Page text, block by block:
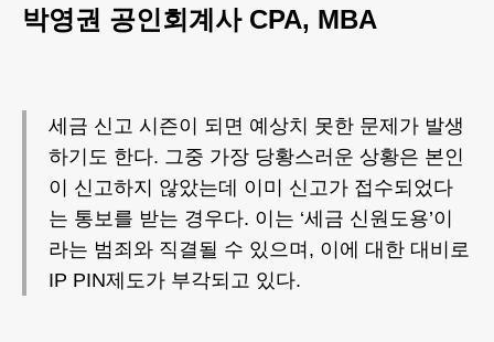
박영권 공인회계사 CPA, MBA
세금 신고 시즌이 되면 예상치 못한 문제가 발생
하기도 한다. 그중 가장 당황스러운 상황은 본인
이 신고하지 않았는데 이미 신고가 접수되었다
는 통보를 받는 경우다. 이는 ‘세금 신원도용’이
라는 범죄와 직결될 수 있으며, 이에 대한 대비로
IP PIN제도가 부각되고 있다.